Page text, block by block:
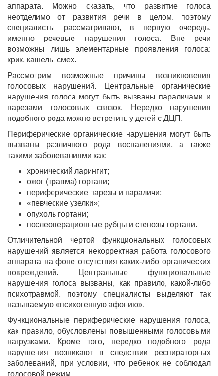
аппарата. Можно сказать, что развитие голоса
неотделимо от развития речи в целом, поэтому
специалисты рассматривают, в первую очередь,
именно речевые нарушения голоса. Вне речи
возможны лишь элементарные проявления голоса:
крик, кашель, смех.
Рассмотрим возможные причины возникновения
голосовых нарушений. Центральные органические
нарушения голоса могут быть вызваны параличами и
парезами голосовых связок. Нередко нарушения
подобного рода можно встретить у детей с ДЦП.
Периферические органические нарушения могут быть
вызваны различного рода воспалениями, а также
такими заболеваниями как:
хронический ларингит;
ожог (травма) гортани;
периферические парезы и параличи;
«певческие узелки»;
опухоль гортани;
послеоперационные рубцы и стенозы гортани.
Отличительной чертой функциональных голосовых
нарушений является некорректная работа голосового
аппарата на фоне отсутствия каких-либо органических
повреждений. Центральные функциональные
нарушения голоса вызваны, как правило, какой-либо
психотравмой, поэтому специалисты выделяют так
называемую «психогенную афонию».
Функциональные периферические нарушения голоса,
как правило, обусловлены повышенными голосовыми
нагрузками. Кроме того, нередко подобного рода
нарушения возникают в следствии респираторных
заболеваний, при условии, что ребенок не соблюдал
голосовой режим.